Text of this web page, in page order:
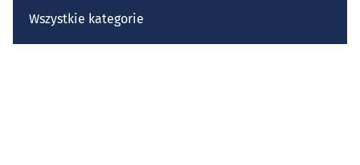
Wszystkie kategorie